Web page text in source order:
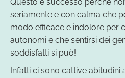
Questo è successo perché
seriamente e con calma che
modo efficace e indolore per
autonomi e che sentirsi dei
soddisfatti si può!
Infatti ci sono cattive